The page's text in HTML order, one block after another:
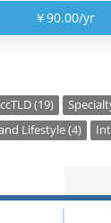
￥90.00/yr
ccTLD (19)
Lifestyle (4)